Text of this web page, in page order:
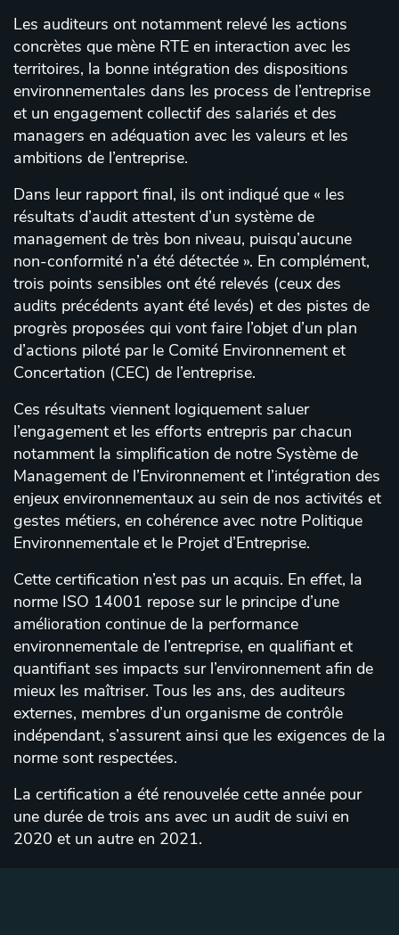
Les auditeurs ont notamment relevé les actions
concrètes que mène RTE en interaction avec les
territoires, la bonne intégration des dispositions
environnementales dans les process de l’entreprise
et un engagement collectif des salariés et des
managers en adéquation avec les valeurs et les
ambitions de l’entreprise.
Dans leur rapport final, ils ont indiqué que « les
résultats d’audit attestent d’un système de
management de très bon niveau, puisqu’aucune
non-conformité n’a été détectée ». En complément,
trois points sensibles ont été relevés (ceux des
audits précédents ayant été levés) et des pistes de
progrès proposées qui vont faire l’objet d’un plan
d’actions piloté par le Comité Environnement et
Concertation (CEC) de l’entreprise.
Ces résultats viennent logiquement saluer
l’engagement et les efforts entrepris par chacun
notamment la simplification de notre Système de
Management de l’Environnement et l’intégration des
enjeux environnementaux au sein de nos activités et
gestes métiers, en cohérence avec notre Politique
Environnementale et le Projet d’Entreprise.
Cette certification n’est pas un acquis. En effet, la
norme ISO 14001 repose sur le principe d’une
amélioration continue de la performance
environnementale de l’entreprise, en qualifiant et
quantifiant ses impacts sur l’environnement afin de
mieux les maîtriser. Tous les ans, des auditeurs
externes, membres d’un organisme de contrôle
indépendant, s’assurent ainsi que les exigences de la
norme sont respectées.
La certification a été renouvelée cette année pour
une durée de trois ans avec un audit de suivi en
2020 et un autre en 2021.